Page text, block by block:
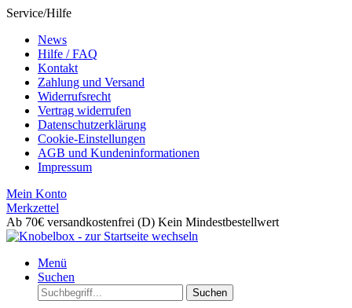
Service/Hilfe
News
Hilfe / FAQ
Kontakt
Zahlung und Versand
Widerrufsrecht
Vertrag widerrufen
Datenschutzerklärung
Cookie-Einstellungen
AGB und Kundeninformationen
Impressum
Mein Konto
Merkzettel
Ab 70€ versandkostenfrei (D) Kein Mindestbestellwert
Menü
Suchen
Suchen